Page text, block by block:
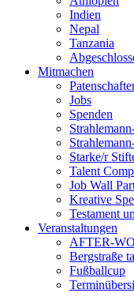
Indien
Nepal
Tanzania
Mitmachen
Jobs
Spenden
Starke/r
Talent
Job Wall
Kreative
Testament
Veranstaltungen
AFTER-
Bergstraße
Fußballcup